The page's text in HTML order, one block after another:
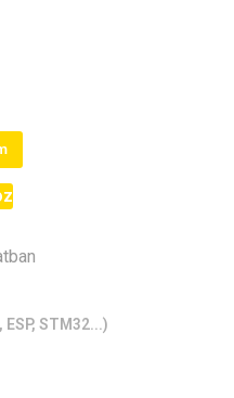
ESP, STM32...)